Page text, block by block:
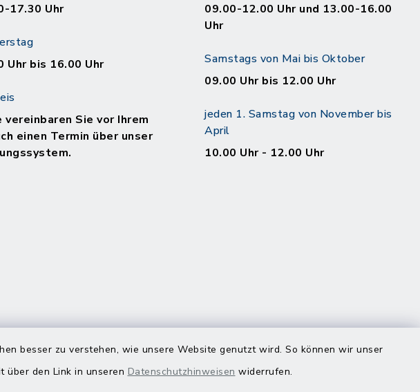
besser zu verstehen, wie unsere Website genutzt wird. So können wir unser
den Link in unseren Datenschutzhinweisen widerrufen.
17.30 Uhr
Uhr bis 16.00 Uhr
Sie vor Ihrem
einen Termin über unser
09.00-12.00 Uhr und 13.00-16.00
Uhr
Samstags von Mai bis Oktober
09.00 Uhr bis 12.00 Uhr
jeden 1. Samstag von November bis
April
10.00 Uhr - 12.00 Uhr